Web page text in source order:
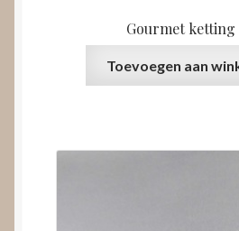
Gourmet ketting
Toevoegen aan